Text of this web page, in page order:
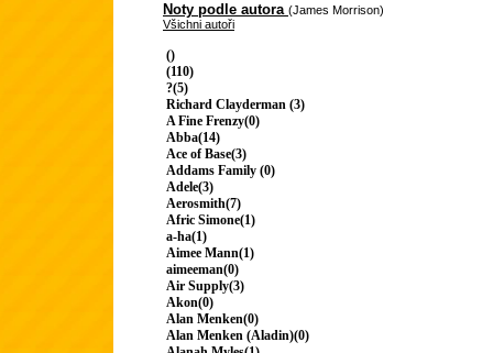
Noty podle autora (James Morrison)
Všichni autoři
()
(110)
?(5)
Richard Clayderman (3)
A Fine Frenzy(0)
Abba(14)
Ace of Base(3)
Addams Family (0)
Adele(3)
Aerosmith(7)
Afric Simone(1)
a-ha(1)
Aimee Mann(1)
aimeeman(0)
Air Supply(3)
Akon(0)
Alan Menken(0)
Alan Menken (Aladin)(0)